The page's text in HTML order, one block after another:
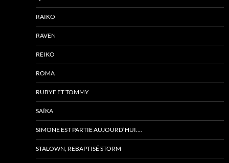
RAÏKO
RAVEN
REIKO
ROMA
RUBYE ET TOMMY
SAÏKA
SIMONE EST PARTIE AUJOURD’HUI….
STALOWN, REBAPTISÉ STORM